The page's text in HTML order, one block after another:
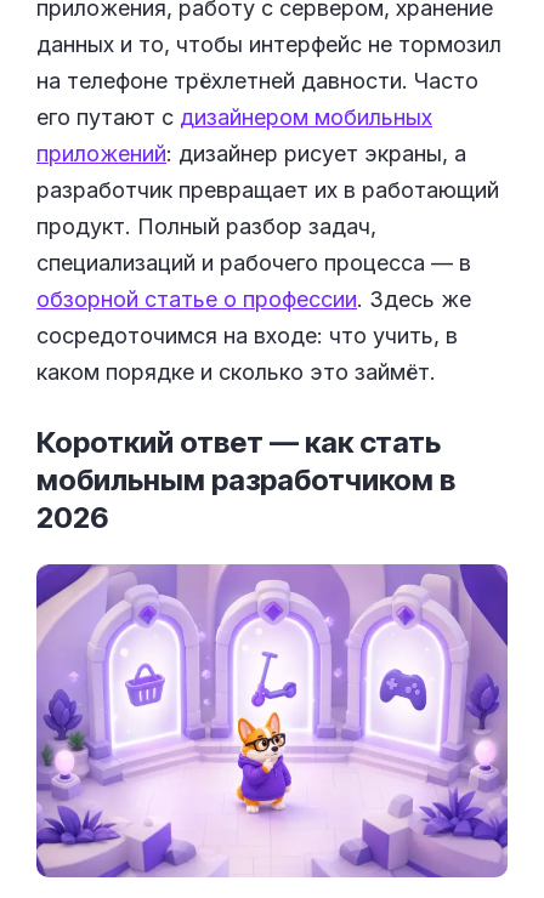
приложения, работу с сервером, хранение
данных и то, чтобы интерфейс не тормозил
на телефоне трёхлетней давности. Часто
его путают с дизайнером мобильных
приложений: дизайнер рисует экраны, а
разработчик превращает их в работающий
продукт. Полный разбор задач,
специализаций и рабочего процесса — в
обзорной статье о профессии. Здесь же
сосредоточимся на входе: что учить, в
каком порядке и сколько это займёт.
Короткий ответ — как стать
мобильным разработчиком в
2026